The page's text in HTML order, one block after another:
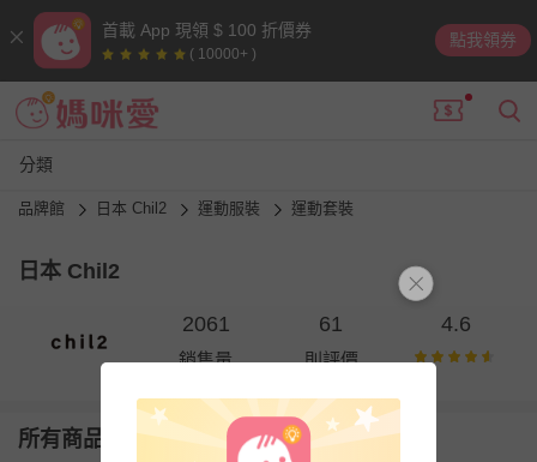
首載 App 現領 $ 100 折價券
( 10000+ )
點我領券
分類
品牌館 日本 Chil2 運動服裝 運動套裝
日本 Chil2
2061
銷售量
61
則評價
4.6
所有商品